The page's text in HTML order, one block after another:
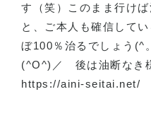
す（笑）このまま行け
と、ご本人も確信して
ぼ100 ％治るでしょう (^ 。
(^O^) ／ 後は油断なき
https://aini-seitai.net/